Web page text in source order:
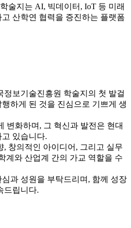
술지는 AI, 빅데이터, IoT 등 미래
산학연 협력을 증진하는 플랫폼
정보기술진흥원 학술지의 첫 발걸
하게 된 것을 진심으로 기쁘게 생
변화하며, 그 혁신과 발전은 현대
있습니다.
, 창의적인 아이디어, 그리고 실무
계와 산업계 간의 가교 역할을 수
과 성원을 부탁드리며, 함께 성장
드립니다.